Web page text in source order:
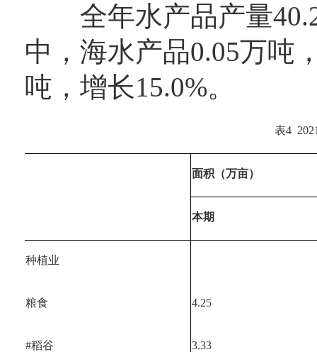
全年水产品产量
中，海水产品0.05万吨
吨，增长15.0%。
表4
面积（万亩）
本期
种植业
粮食 4.25
#稻谷 3.33